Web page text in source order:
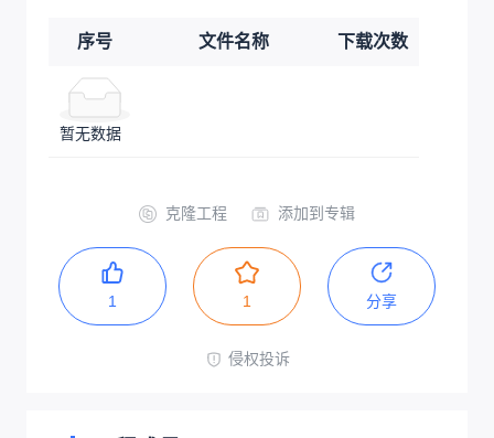
序号 文件名称 下载次数
暂无数据
克隆工程 添加到专辑
1 1 分享
侵权投诉